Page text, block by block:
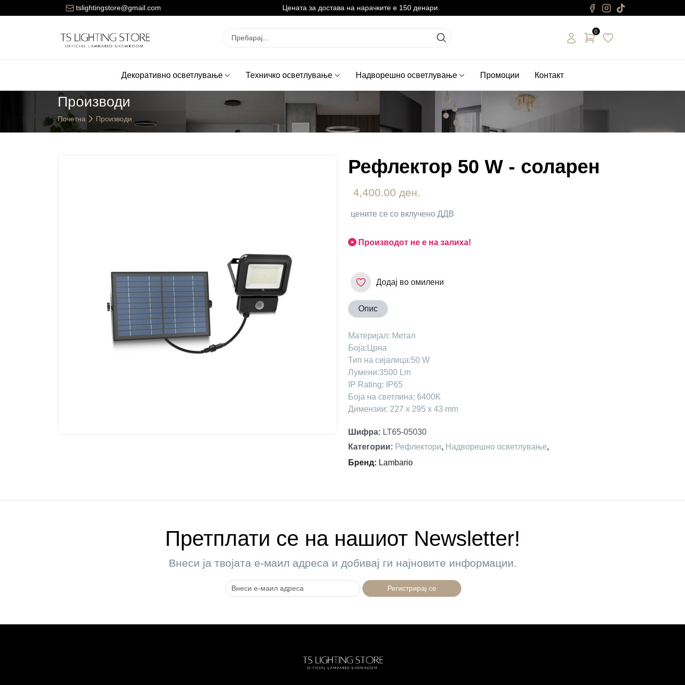
tslightingstore@gmail.com
за достава на нарачките е 150 денари. Цената за достава на нарачките е 150 денари.
0
Декоративно осветлување Техничко осветлување Надворешно осветлување Промоции Контакт
Производи
Почетна Производи
Рефлектор 50 W - соларен
4,400.00 ден.
цените се со вклучено ДДВ
Производот не е на залиха!
Додај во омилени
Опис
Maтеријал: Метал
Боја:Црна
Тип на сијалица:50 W
Лумени:3500 Lm
IP Rating: IP65
Боја на светлина: 6400K
Димензии: 227 х 295 х 43 mm
Шифра: LT65-05030
Категории: Рефлектори, Надворешно осветлување,
Бренд: Lambario
Претплати се на нашиот Newsletter!
Внеси ја твојата е-маил адреса и добивај ги најновите информации.
Регистрирај се